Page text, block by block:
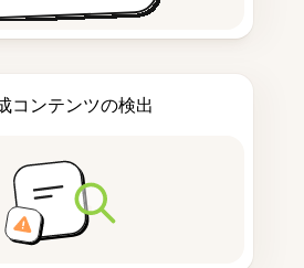
コンテンツの検出